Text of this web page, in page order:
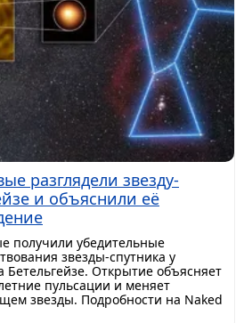
разглядели звезду-
и объяснили её
получили убедительные
звезды-спутника у
Бетельгейзе. Открытие объясняет
пульсации и меняет
звезды. Подробности на Naked